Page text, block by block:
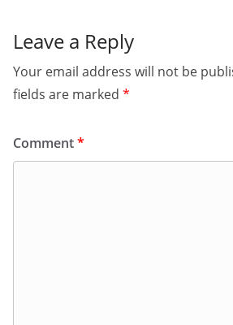
Leave a Reply
Your email address will not be
fields are marked *
Comment*